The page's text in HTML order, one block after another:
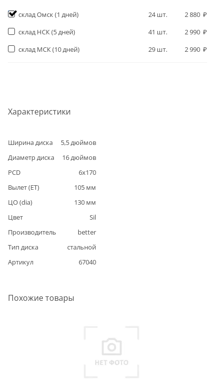
Характеристики
Ширина диска 5,5дюймов
Диаметр диска
16дюймов
PCD
6x170
Вылет (ET)
105 мм
ЦО (dia)
130 мм
Цвет
Sil
Производитель
better
Тип диска
стальной
Артикул
67040
склад Омск(1 дней) 24шт.
2 880
склад НСК(5 дней) 41 шт.
2 990
склад МСК(10 дней) 29 шт. 2 990
Похожие товары